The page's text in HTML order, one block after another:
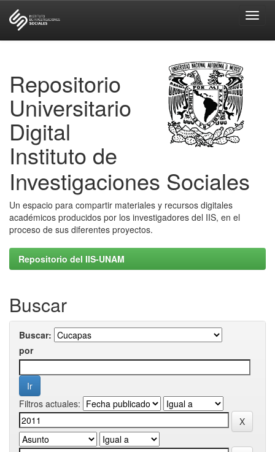
Repositorio
Universitario
Digital
Instituto de
Investigaciones Sociales
Un espacio para compartir materiales y recursos digitales
académicos producidos por los investigadores del IIS, en el
proceso de sus diferentes proyectos.
Repositorio del IIS-UNAM
Buscar
Buscar:
por
Filtros actuales: